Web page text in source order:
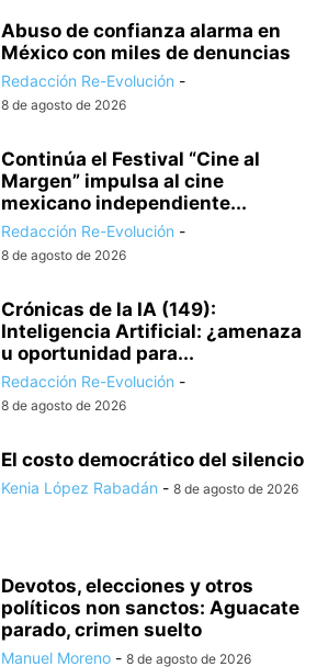
Abuso de confianza alarma en
México con miles de denuncias
Redacción Re-Evolución -
8 de agosto de 2026
Continúa el Festival “Cine al
Margen” impulsa al cine
mexicano independiente...
Redacción Re-Evolución -
8 de agosto de 2026
Crónicas de la IA (149):
Inteligencia Artificial: ¿amenaza
u oportunidad para...
Redacción Re-Evolución -
8 de agosto de 2026
El costo democrático del silencio
Kenia López Rabadán - 8 de agosto de 2026
Devotos, elecciones y otros
políticos non sanctos: Aguacate
parado, crimen suelto
Manuel Moreno - 8 de agosto de 2026